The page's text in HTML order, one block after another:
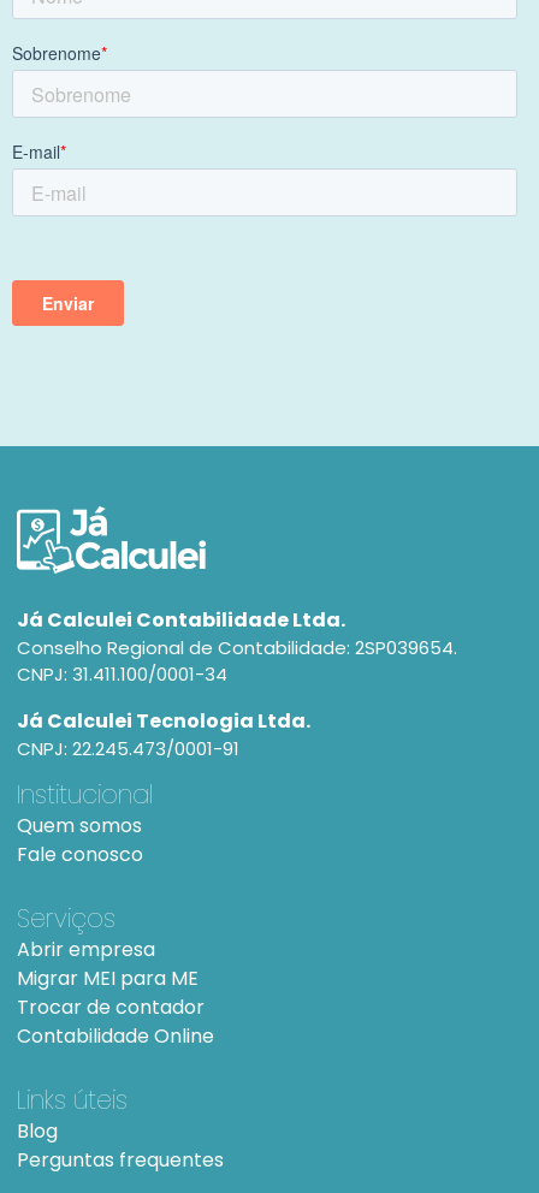
Já Calculei Contabilidade Ltda.
Conselho Regional de Contabilidade: 2SP039654.
CNPJ: 31.411.100/0001-34
Já Calculei Tecnologia Ltda.
CNPJ: 22.245.473/0001-91
Institucional
Quem somos
Fale conosco
Serviços
Abrir empresa
Migrar MEI para ME
Trocar de contador
Contabilidade Online
Links úteis
Blog
Perguntas frequentes